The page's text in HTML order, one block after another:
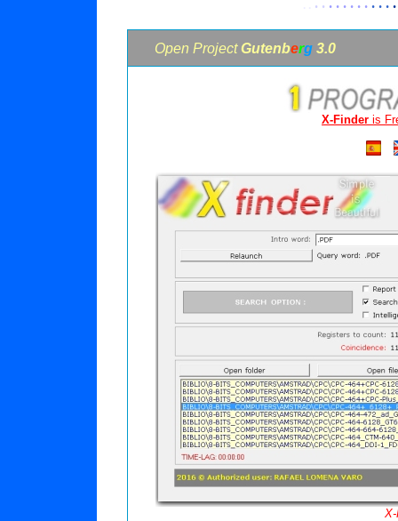
· · · · · · · ·· · ·
Open Project Gutenberg3.0
X-Finder is